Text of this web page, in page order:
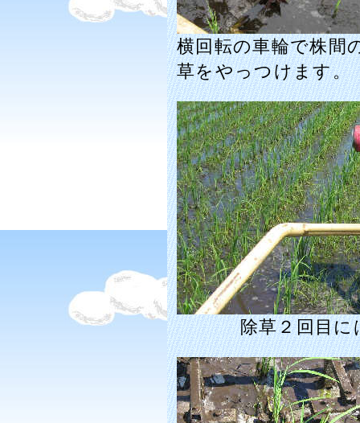
横回転の車輪で株間
草をやっつけます。
除草２回目